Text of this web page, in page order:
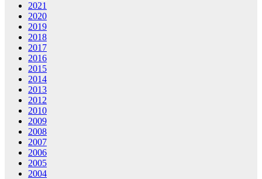
2021
2020
2019
2018
2017
2016
2015
2014
2013
2012
2010
2009
2008
2007
2006
2005
2004